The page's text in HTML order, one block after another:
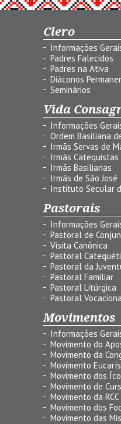
Clero
Informações
Padres Falecidos
Padres na Ativa
Diáconos
Seminários
Vida
Informações
Ordem Basiliana
Irmãs Servas de
Irmãs
Irmãs Basilianas
Irmãs de São José
Instituto Secular
Pastorais
Informações
Pastoral de
Visita Canônica
Pastoral
Pastoral da
Pastoral Familiar
Pastoral Litúrgica
Pastoral
Movimentos
Informações
Movimento do
Movimento da
Movimento
Movimento dos
Movimento de
Movimento da RCC
Movimento dos
Movimento das